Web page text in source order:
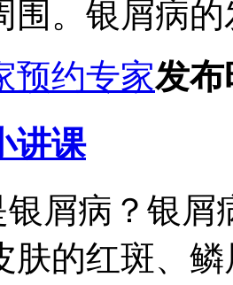
围。银屑病
预约专家发布
讲课
银屑病？银
肤的红斑、